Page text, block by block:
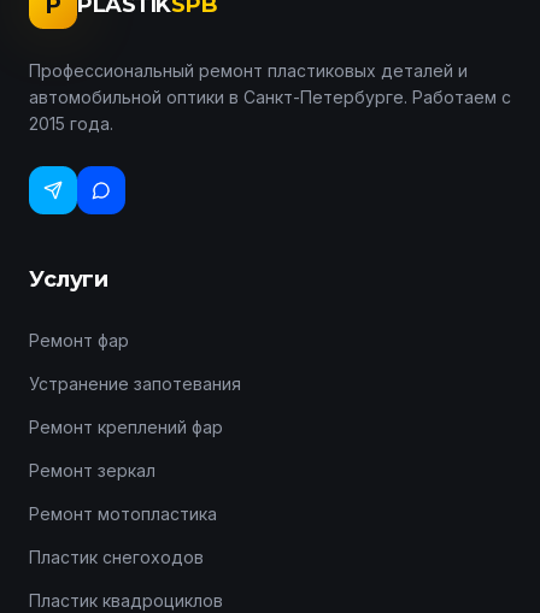
Профессиональный ремонт пластиковых деталей и
автомобильной оптики в Санкт-Петербурге. Работаем с
2015 года.
Услуги
Ремонт фар
Устранение запотевания
Ремонт креплений фар
Ремонт зеркал
Ремонт мотопластика
Пластик снегоходов
Пластик квадроциклов